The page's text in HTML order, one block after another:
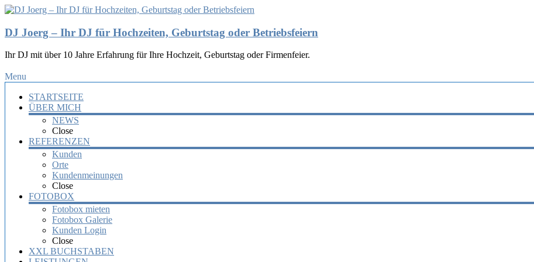
DJ Joerg – Ihr DJ für Hochzeiten, Geburtstag oder Betriebsfeiern
Ihr DJ mit über 10 Jahre Erfahrung für Ihre Hochzeit, Geburtstag oder Firmenfeier.
Menu
STARTSEITE
ÜBER MICH
NEWS
Close
REFERENZEN
Kunden
Orte
Kundenmeinungen
Close
FOTOBOX
Fotobox mieten
Fotobox Galerie
Kunden Login
Close
XXL BUCHSTABEN